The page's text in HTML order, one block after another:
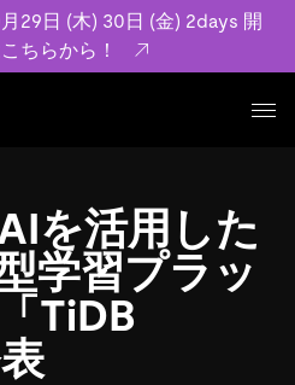
29日 (木) 30日 (金) 2days 開
ちらから！
ースで高可用性と水平スケー
タをリアルタイムで処理でき
検証結果の記事などを紹介し
を活用した
学習プラッ
TiDB